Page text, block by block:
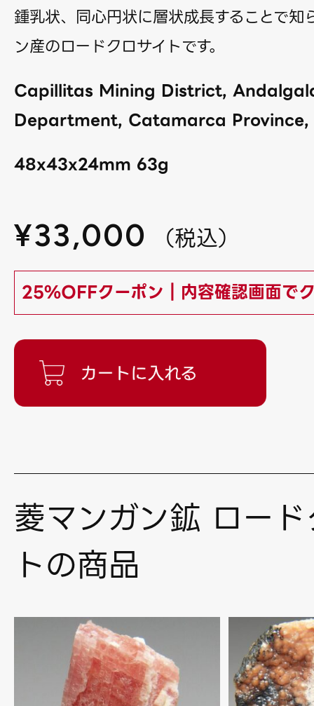
鍾乳状、同心円状に層状成長することで知
ン産のロードクロサイトです。
Capillitas Mining District,
Department, Catamarca
48x43x24mm 63g
¥33,000 （税込）
25%OFFクーポン｜内容確認画面で
菱マンガン鉱 ロー
トの商品